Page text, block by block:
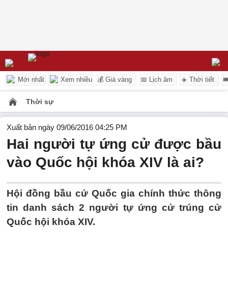
Mới nhất Xem nhiều 💰 Giá vàng 📅 Lịch âm ☀️ Thời tiết
Thời sự
Xuất bản ngày 09/06/2016 04:25 PM
Hai người tự ứng cử được bầu
vào Quốc hội khóa XIV là ai?
Hội đồng bầu cử Quốc gia chính thức thông
tin danh sách 2 người tự ứng cử trúng cử
Quốc hội khóa XIV.